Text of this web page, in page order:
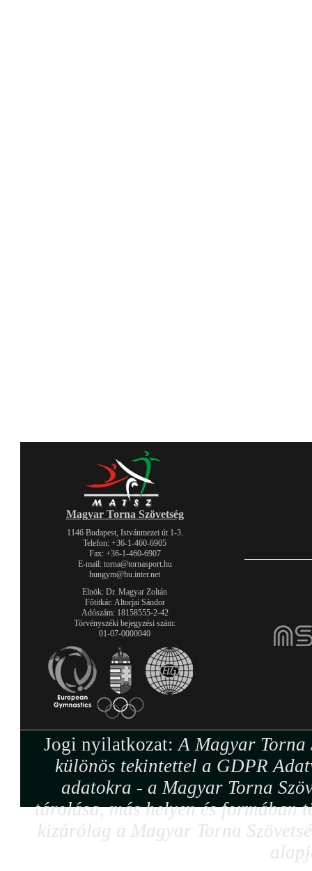
Magyar Torna Szövetség
1146 Budapest, Istvánmezei út 1-3.
Telefon: +36-1-460-6905
Fax: +36-1-460-6907
E-mail: torna@tornasport.hu
hungym@hu.inter.net
Elnök: Dr. Magyar Zoltán
Főtitkár: Altorjai Sándor
Adószám: 18158555-2-42
Törvényszéki bejegyzési szám:
01-07-0000040
Jogi nyilatkozat:A Magyar Torna
különös tekintettel a GDPR
adatokra - a Magyar Torna
tárolása, más helyen és formában
kizárólag a Magyar Torna